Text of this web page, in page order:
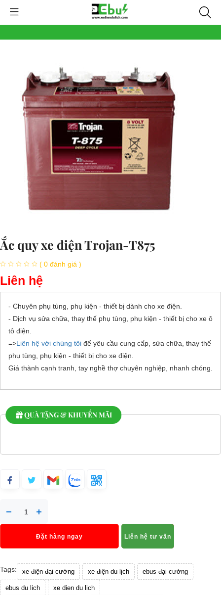
Ắc quy xe điện Trojan-T875
( 0 đánh giá )
Liên hệ
- Chuyên phụ tùng, phụ kiện - thiết bị dành cho xe điện.
- Dịch vụ sửa chữa, thay thế phụ tùng, phụ kiện - thiết bị cho xe ô
tô điện.
=>Liên hệ với chúng tôi để yêu cầu cung cấp, sửa chữa, thay thế
phụ tùng, phụ kiện - thiết bị cho xe điện.
Giá thành cạnh tranh, tay nghề thợ chuyên nghiệp, nhanh chóng.
QUÀ TẶNG & KHUYẾN MÃI
Đặt hàng ngay Liên hệ tư vấn
Tags: xe điện đại cường xe điện du lịch ebus đại cường
ebus du lich xe dien du lich